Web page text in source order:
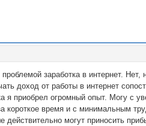
заработка в интернет.
доход от работы в интернет
я приобрел огромный опыт. Могу с
короткое время и с минимальным
действительно могут приносить